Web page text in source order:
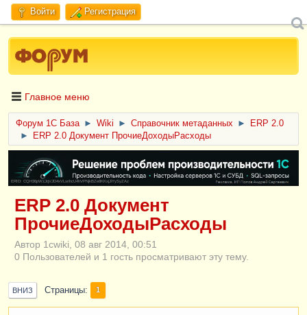
Войти Регистрация
Главное меню
Форум 1C База ► Wiki ► Справочник метаданных ►
ERP 2.0
►
ERP 2.0 Документ ПрочиеДоходыРасходы
ERID: CQH36pWzJqVJD4xVLsnhcU4hVPNjkBZe8KKxjJiYySyZAz
ERP 2.0 Документ
ПрочиеДоходыРасходы
Автор 1cwiki, 08 авг 2014, 00:51
0 Пользователей и 1 гость просматривают эту тему.
ВНИЗ Страницы 1